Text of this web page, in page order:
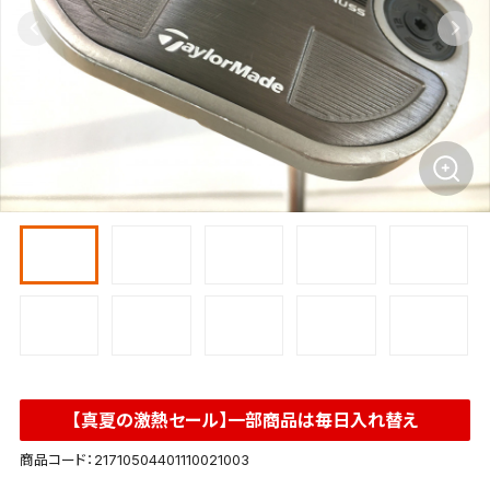
【真夏の激熱セール】一部商品は毎日入れ替え
商品コード：21710504401110021003